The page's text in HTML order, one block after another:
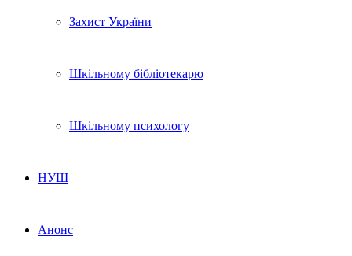
Захист України
Шкільному бібліотекарю
Шкільному психологу
НУШ
Анонс